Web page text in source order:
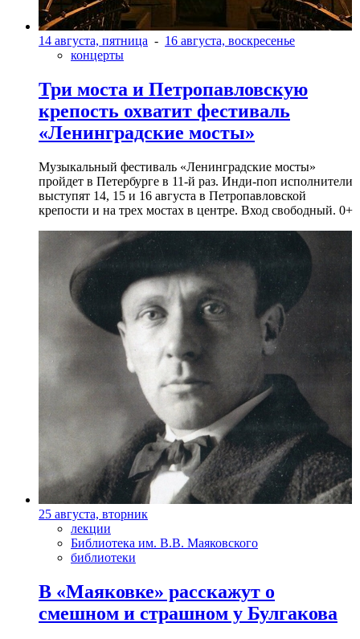
14 августа, пятница - 16 августа, воскресенье
концерты
Три моста и Петропавловскую
крепость охватит фестиваль
«Ленинградские мосты»
Музыкальный фестиваль «Ленинградские мосты»
пройдет в Петербурге в 11-й раз. Инди-поп исполнители
выступят 14, 15 и 16 августа в Петропавловской
крепости и на трех мостах в центре. Вход свободный. 0+
25 августа, вторник
лекции
Библиотека им. В.В. Маяковского
библиотеки
В «Маяковке» расскажут о
смешном и страшном у Булгакова